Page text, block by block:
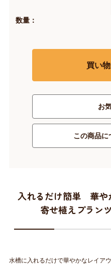
数量：
買い
お
この商品に
入れるだけ簡単 華や
寄せ植えプラン
水槽に入れるだけで華やかなレイア